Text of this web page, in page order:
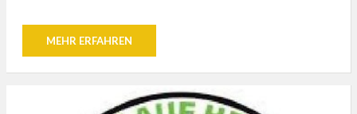
MEHR ERFAHREN